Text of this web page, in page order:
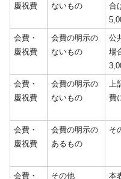
慶祝費
ないもの
合
会費・
慶祝費
会費の明示の
ないもの
公
場
会費・
慶祝費
会費の明示の
ないもの
費
会費・
慶祝費
会費の明示の
あるもの
そ
会費・
その他 本